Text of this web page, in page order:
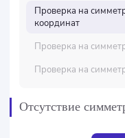
Проверка на
координат
Проверка на
Проверка на
Отсутствие